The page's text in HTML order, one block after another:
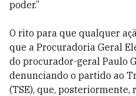
poder.”
O rito para que qualquer
que a Procuradoria Geral
do procurador-geral Paulo
denunciando o partido ao
(TSE), que,